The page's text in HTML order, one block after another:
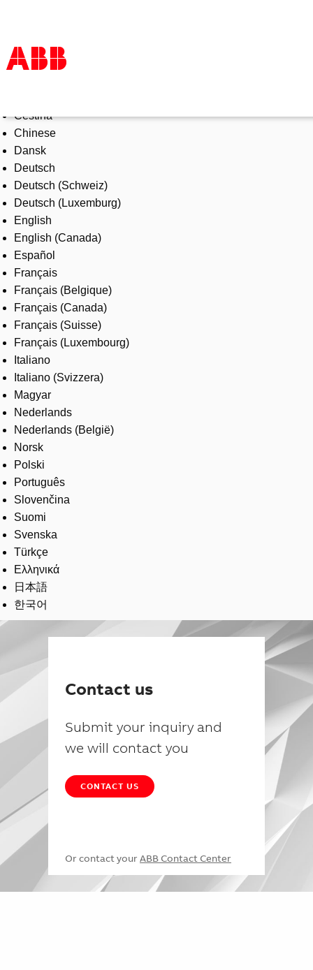
Products & Solutions
Industries
Services
About us
Where to buy
Contact us
Careers
Čeština
Chinese
Dansk
Deutsch
Deutsch (Schweiz)
Deutsch (Luxemburg)
English
English (Canada)
Español
Français
Français (Belgique)
Français (Canada)
Français (Suisse)
Français (Luxembourg)
Italiano
Italiano (Svizzera)
Magyar
Nederlands
Nederlands (België)
Norsk
Polski
Português
Slovenčina
Suomi
Svenska
Türkçe
Ελληνικά
日本語
한국어
Contact us
Submit your inquiry and
we will contact you
CONTACT US
Or contact your ABB Contact Center